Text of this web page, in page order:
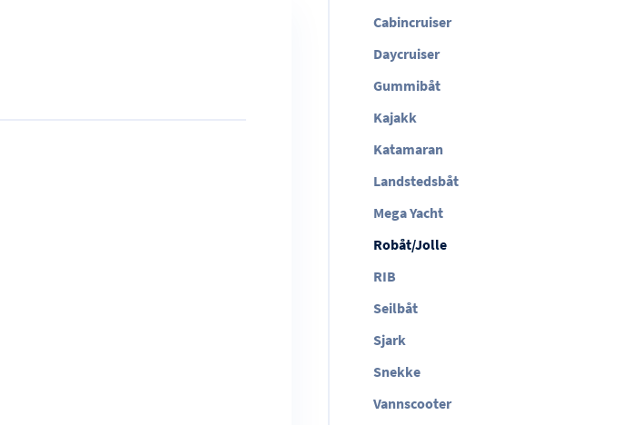
Cabincruiser
Daycruiser
Gummibåt
Kajakk
Katamaran
Landstedsbåt
Mega Yacht
Robåt/Jolle
RIB
Seilbåt
Sjark
Snekke
Vannscooter